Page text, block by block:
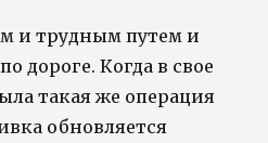
и трудным путем и
дороге. Когда в свое
такая же операция
обновляется